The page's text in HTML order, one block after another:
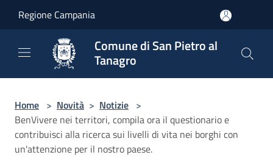
Regione Campania
Comune di San Pietro al
Tanagro
Home > Novità > Notizie >
BenVivere nei territori, compila ora il questionario e
contribuisci alla ricerca sui livelli di vita nei borghi con
un'attenzione per il nostro paese.